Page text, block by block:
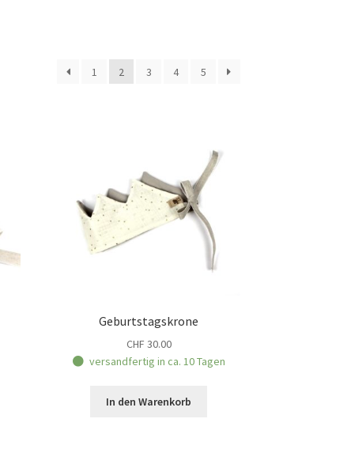
1 2 3 4 5
Geburtstagskrone
CHF 30.00
versandfertig in ca. 10 Tagen
In den Warenkorb